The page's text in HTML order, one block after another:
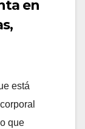
en
está
que